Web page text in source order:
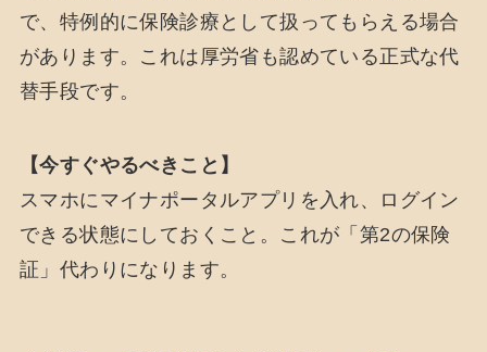
で、特例的に保険診療として扱ってもらえる場合
があります。これは厚労省も認めている正式な代
替手段です。
【今すぐやるべきこと】
スマホにマイナポータルアプリを入れ、ログイン
できる状態にしておくこと。これが「第2の保険
証」代わりになります。